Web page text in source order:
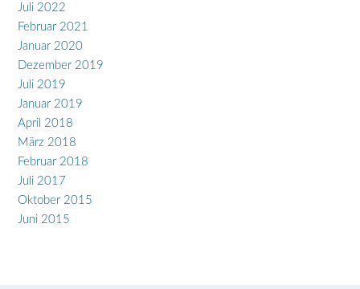
Juli 2022
Februar 2021
Januar 2020
Dezember 2019
Juli 2019
Januar 2019
April 2018
März 2018
Februar 2018
Juli 2017
Oktober 2015
Juni 2015